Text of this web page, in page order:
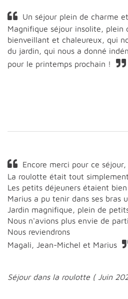
Un séjour plein de charme
Magnifique séjour insolite, plein
bienveillant et chaleureux, qui
du jardin, qui nous a donné
pour le printemps prochain !
Encore merci pour ce
La roulotte était tout
Les petits déjeuners étaient
Marius a pu tenir dans ses bras
Jardin magnifique, plein de
Nous n'avions plus envie de
Nous reviendrons
Magali, Jean-Michel et Marius
Séjour dans la roulotte ( Juin